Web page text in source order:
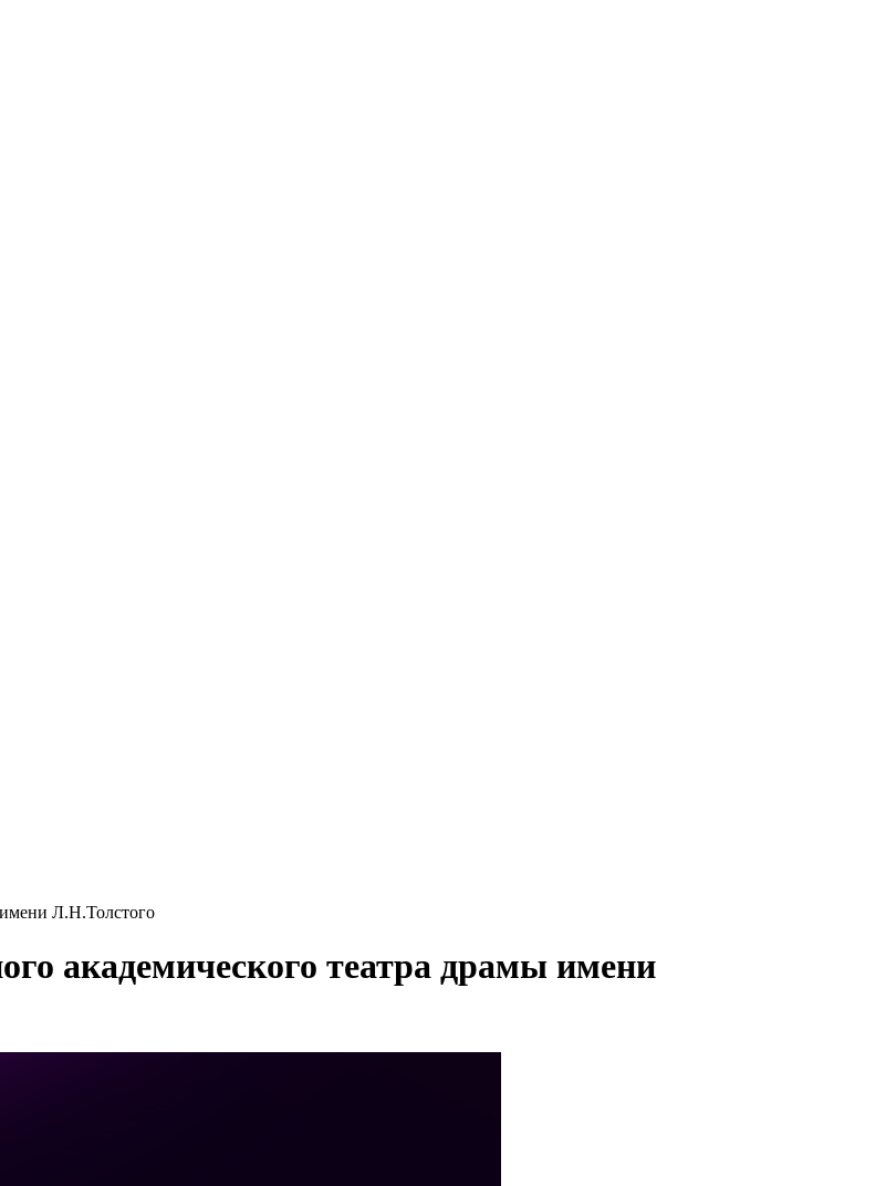
имени Л.Н.Толстого
академического театра драмы имени